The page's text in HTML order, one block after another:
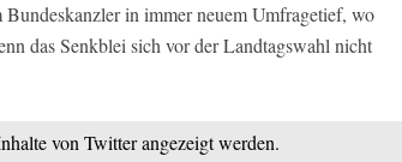
in immer neuem Umfragetief, wo
das Senkblei sich vor der Landtagswahl nicht
von Twitter angezeigt werden.